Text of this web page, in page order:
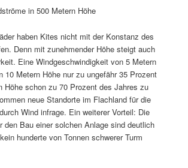
in 500 Metern Höhe
haben Kites nicht mit der Konstanz des
Denn mit zunehmender Höhe steigt auch
Eine Windgeschwindigkeit von 5 Metern
10 Metern Höhe nur zu ungefähr 35 Prozent
Höhe schon zu 70 Prozent des Jahres zu
neue Standorte im Flachland für die
Wind infrage. Ein weiterer Vorteil: Die
den Bau einer solchen Anlage sind deutlich
hunderte von Tonnen schwerer Turm